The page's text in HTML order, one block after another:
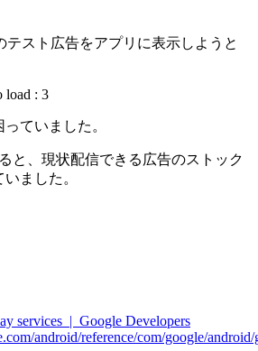
テスト広告をアプリに表示しようと
load : 3
ていました。
と、現状配信できる広告のストック
ました。
services | Google Developers
android/reference/com/google/